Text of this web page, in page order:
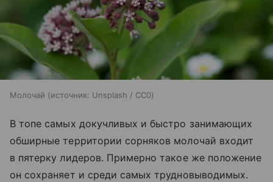
Молочай источник: Unsplash / CC0
В топе самых докучливых и быстро занимающих
обширные территории сорняков молочай входит
в пятерку лидеров. Примерно такое же положение
он сохраняет и среди самых трудновыводимых.